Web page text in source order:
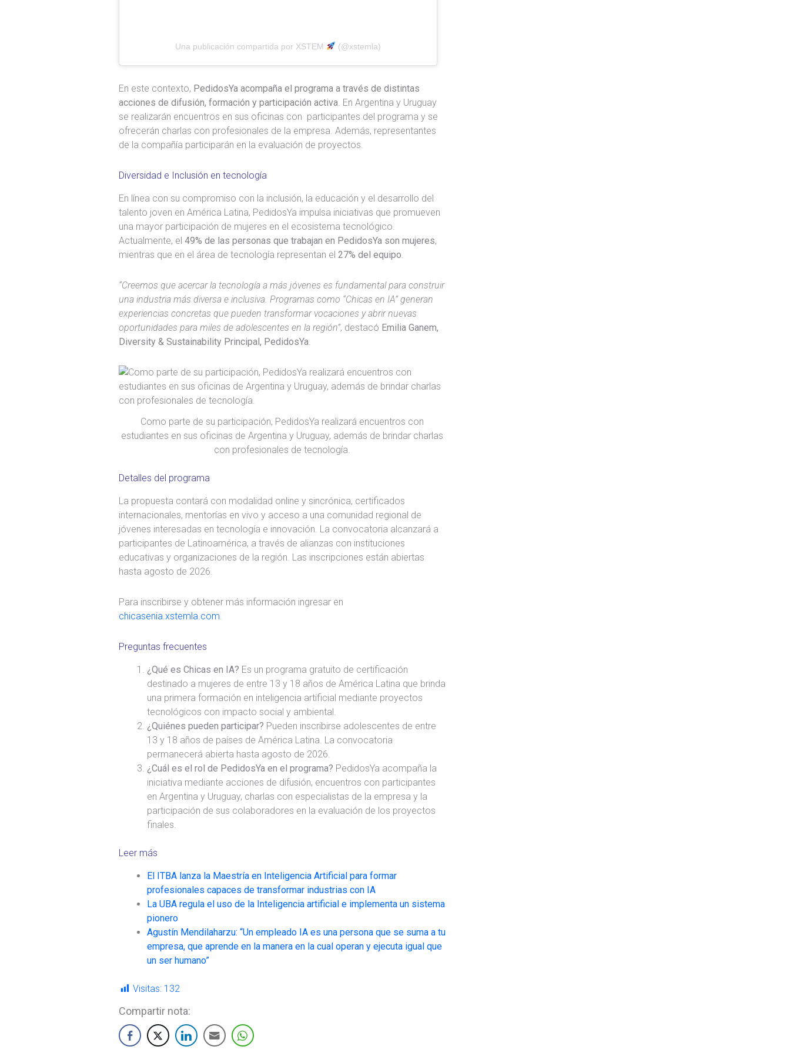
Una publicación compartida por XSTEM (@xstemla)
En este contexto, PedidosYa acompaña el programa a través de distintas
acciones de difusión, formación y participación activa . En Argentina y Uruguay
se realizarán encuentros en sus oficinas con participantes del programa y se
ofrecerán charlas con profesionales de la empresa. Además, representantes
de la compañía participarán en la evaluación de proyectos.
Diversidad e Inclusión en tecnología
En línea con su compromiso con la inclusión, la educación y el desarrollo del
talento joven en América Latina, PedidosYa impulsa iniciativas que promueven
una mayor participación de mujeres en el ecosistema tecnológico.
Actualmente, el 49% de las personas que trabajan en PedidosYa son mujeres,
mientras que en el área de tecnología representan el 27% del equipo
“Creemos que acercar la tecnología a más jóvenes es fundamental para construir
una industria más diversa e inclusiva. Programas como “Chicas en IA” generan
experiencias concretas que pueden transformar vocaciones y abrir nuevas
oportunidades para miles de adolescentes en la región”, destacó Emilia Ganem,
Diversity & Sustainability Principal, PedidosYa
Como parte de su participación, PedidosYa realizará encuentros con
estudiantes en sus oficinas de Argentina y Uruguay, además de brindar charlas
con profesionales de tecnología.
Detalles del programa
La propuesta contará con modalidad online y sincrónica, certificados
internacionales, mentorías en vivo y acceso a una comunidad regional de
jóvenes interesadas en tecnología e innovación. La convocatoria alcanzará a
participantes de Latinoamérica, a través de alianzas con instituciones
educativas y organizaciones de la región. Las inscripciones están abiertas
hasta agosto de 2026.
Para inscribirse y obtener más información ingresar en
chicasenia.xstemla.com.
Preguntas frecuentes
¿Qué es Chicas en IA? Es un programa gratuito de certificación
destinado a mujeres de entre 13 y 18 años de América Latina que brinda
una primera formación en inteligencia artificial mediante proyectos
tecnológicos con impacto social y ambiental.
¿Quiénes pueden participar? Pueden inscribirse adolescentes de entre
13 y 18 años de países de América Latina. La convocatoria
permanecerá abierta hasta agosto de 2026.
¿Cuál es el rol de PedidosYa en el programa? PedidosYa acompaña la
iniciativa mediante acciones de difusión, encuentros con participantes
en Argentina y Uruguay, charlas con especialistas de la empresa y la
participación de sus colaboradores en la evaluación de los proyectos
finales.
Leer más
El ITBA lanza la Maestría en Inteligencia Artificial para formar
profesionales capaces de transformar industrias con IA
La UBA regula el uso de la Inteligencia artificial e implementa un sistema
pionero
Agustín Mendilaharzu: “Un empleado IA es una persona que se suma a tu
empresa, que aprende en la manera en la cual operan y ejecuta igual que
un ser humano”
Visitas: 132
Compartir nota: